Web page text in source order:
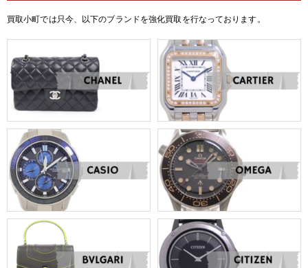
買取小町では只今、以下のブランドを強化買取を行なっております。